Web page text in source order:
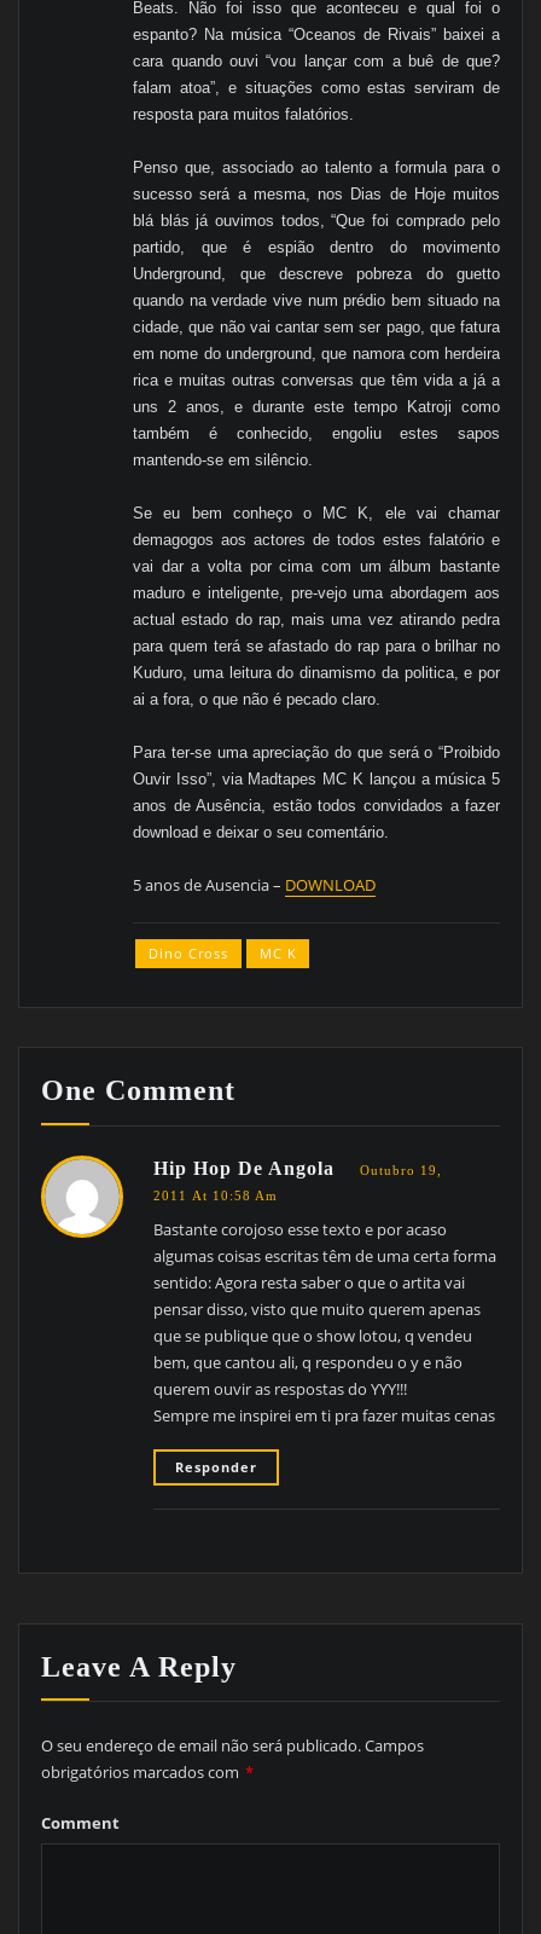
Beats. Não foi isso que aconteceu e qual foi o
espanto? Na música “Oceanos de Rivais” baixei a
cara quando ouvi “vou lançar com a buê de que?
falam atoa”, e situações como estas serviram de
resposta para muitos falatórios.
Penso que, associado ao talento a formula para o
sucesso será a mesma, nos Dias de Hoje muitos
blá blás já ouvimos todos, “Que foi comprado pelo
partido, que é espião dentro do movimento
Underground, que descreve pobreza do guetto
quando na verdade vive num prédio bem situado na
cidade, que não vai cantar sem ser pago, que fatura
em nome do underground, que namora com herdeira
rica e muitas outras conversas que têm vida a já a
uns 2 anos, e durante este tempo Katroji como
também é conhecido, engoliu estes sapos
mantendo-se em silêncio.
Se eu bem conheço o MC K, ele vai chamar
demagogos aos actores de todos estes falatório e
vai dar a volta por cima com um álbum bastante
maduro e inteligente, pre-vejo uma abordagem aos
actual estado do rap, mais uma vez atirando pedra
para quem terá se afastado do rap para o brilhar no
Kuduro, uma leitura do dinamismo da politica, e por
ai a fora, o que não é pecado claro.
Para ter-se uma apreciação do que será o “Proibido
Ouvir Isso”, via Madtapes MC K lançou a música 5
anos de Ausência, estão todos convidados a fazer
download e deixar o seu comentário.
5 anos de Ausencia – DOWNLOAD
Dino Cross MC K
One Comment
Hip Hop De Angola
Outubro 19,
2011 At 10:58 Am
Bastante corojoso esse texto e por acaso
algumas coisas escritas têm de uma certa forma
sentido: Agora resta saber o que o artita vai
pensar disso, visto que muito querem apenas
que se publique que o show lotou, q vendeu
bem, que cantou ali, q respondeu o y e não
querem ouvir as respostas do YYY!!!
Sempre me inspirei em ti pra fazer muitas cenas
Responder
Leave A Reply
O seu endereço de email não será publicado.Campos
obrigatórios marcados com *
Comment